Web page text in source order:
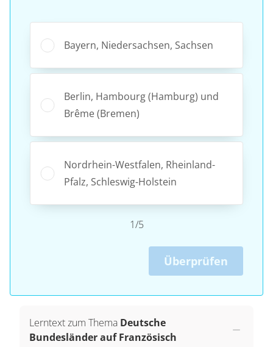
Bayern, Niedersachsen, Sachsen
Berlin, Hambourg (Hamburg) und
Brême (Bremen)
Nordrhein-Westfalen, Rheinland-
Pfalz, Schleswig-Holstein
1/5
Überprüfen
Lerntext zum Thema Deutsche
Bundesländer auf Französisch